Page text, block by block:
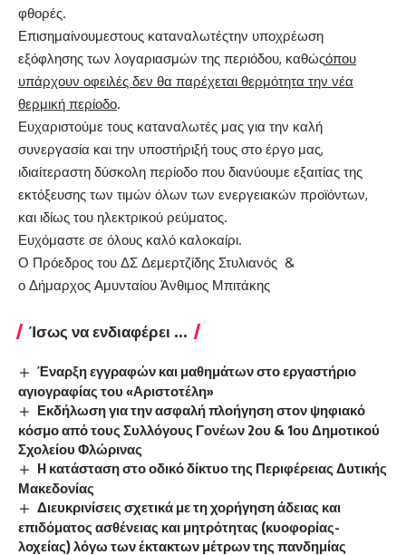
φθορές.
Επισημαίνουμεστους καταναλωτέςτην υποχρέωση
εξόφλησης των λογαριασμών της περιόδου, καθώςόπου
υπάρχουν οφειλές δεν θα παρέχεται θερμότητα την νέα
θερμική περίοδο.
Ευχαριστούμε τους καταναλωτές μας για την καλή
συνεργασία και την υποστήριξή τους στο έργο μας,
ιδιαίτεραστη δύσκολη περίοδο που διανύουμε εξαιτίας της
εκτόξευσης των τιμών όλων των ενεργειακών προϊόντων,
και ιδίως του ηλεκτρικού ρεύματος.
Ευχόμαστε σε όλους καλό καλοκαίρι.
Ο Πρόεδρος του ΔΣ Δεμερτζίδης Στυλιανός &
ο Δήμαρχος Αμυνταίου Άνθιμος Μπιτάκης
Ίσως να ενδιαφέρει ...
Έναρξη εγγραφών και μαθημάτων στο εργαστήριο
αγιογραφίας του «Αριστοτέλη»
Εκδήλωση για την ασφαλή πλοήγηση στον ψηφιακό
κόσμο από τους Συλλόγους Γονέων 2ου & 1ου Δημοτικού
Σχολείου Φλώρινας
H κατάσταση στο οδικό δίκτυο της Περιφέρειας Δυτικής
Μακεδονίας
Διευκρινίσεις σχετικά με τη χορήγηση άδειας και
επιδόματος ασθένειας και μητρότητας (κυοφορίας-
λοχείας) λόγω των έκτακτων μέτρων της πανδημίας